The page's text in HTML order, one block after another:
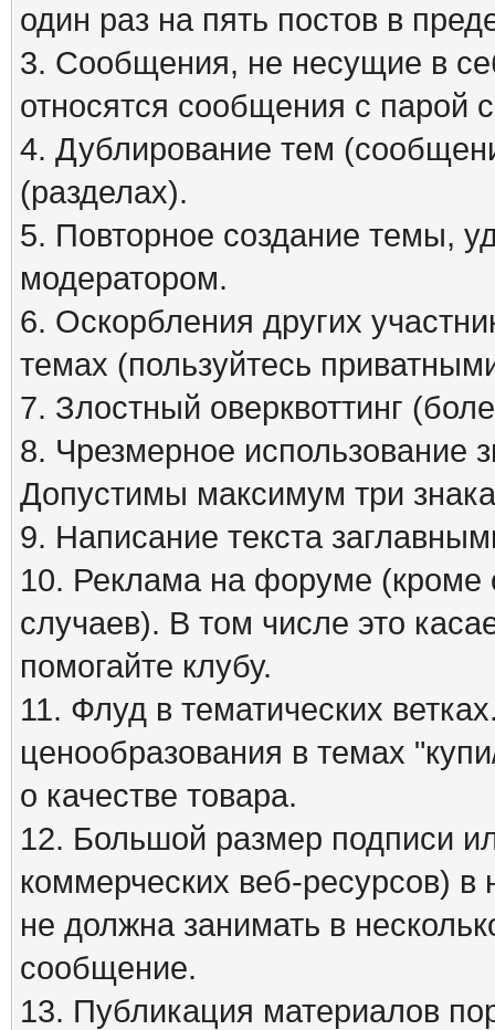
один раз на пять постов в
3. Сообщения, не несущие в
относятся сообщения с парой
4. Дублирование тем
(разделах).
5. Повторное создание темы,
модератором.
6. Оскорбления других
темах (пользуйтесь
7. Злостный оверквоттинг
8. Чрезмерное использование
Допустимы максимум три
9. Написание текста
10. Реклама на форуме (кроме
случаев). В том числе это
помогайте клубу.
11. Флуд в тематических
ценообразования в темах
о качестве товара.
12. Большой размер подписи
коммерческих веб-ресурсов) в
не должна занимать в
сообщение.
13. Публикация материалов